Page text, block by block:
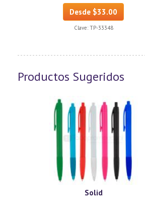
Desde $33.00
Clave: TP-33348
Productos Sugeridos
Solid